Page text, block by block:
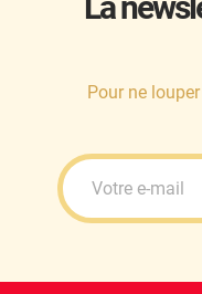
Ineos
Infiniti
Pour ne